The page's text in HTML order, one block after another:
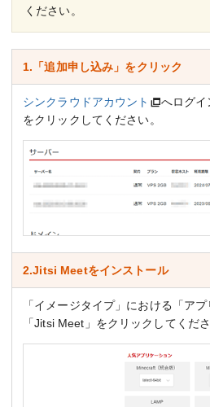
ください。
1.「追加申し込み」をクリック
シンクラウドアカウント
へログイ
をクリックしてください。
2.Jitsi Meetをインストール
「イメージタイプ」における「ア
「Jitsi Meet」をクリックしてくださ